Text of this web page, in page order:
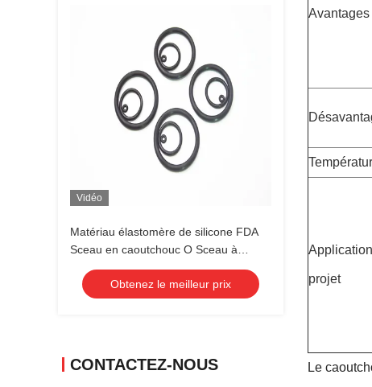
Vidéo
Matériau élastomère de silicone FDA
Sceau en caoutchouc O Sceau à
anneaux pour pétrole et gaz Standard
Non standardObtenez le meilleur prix
CONTACTEZ-NOUS
Avantages
projet
Le